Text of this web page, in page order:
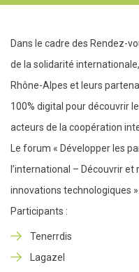
Dans le cadre des Rendez-
de la solidarité
Rhône-Alpes et leurs
100% digital pour découvrir
acteurs de la coopération
Le forum « Développer les
l’international – Découvrir
innovations technologiques ».
Participants :
Tenerrdis
Lagazel